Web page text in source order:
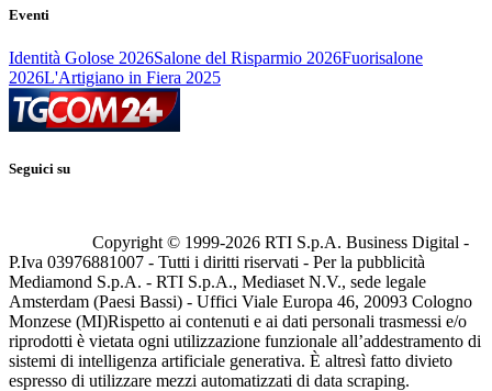
Eventi
Identità Golose 2026Salone del Risparmio 2026Fuorisalone
2026L'Artigiano in Fiera 2025
Seguici su
Copyright © 1999-2026 RTI S.p.A. Business Digital -
P.Iva 03976881007 - Tutti i diritti riservati - Per la pubblicità
Mediamond S.p.A. - RTI S.p.A., Mediaset N.V., sede legale
Amsterdam (Paesi Bassi) - Uffici Viale Europa 46, 20093 Cologno
Monzese (MI)Rispetto ai contenuti e ai dati personali trasmessi e/o
riprodotti è vietata ogni utilizzazione funzionale all’addestramento di
sistemi di intelligenza artificiale generativa. È altresì fatto divieto
espresso di utilizzare mezzi automatizzati di data scraping.